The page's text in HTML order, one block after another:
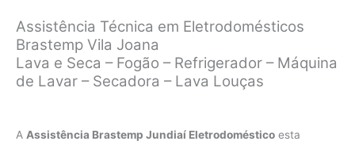
Assistência Técnica em Eletrodomésticos
Brastemp Vila Joana
Lava e Seca – Fogão – Refrigerador – Máquina
de Lavar – Secadora – Lava Louças
A Assistência Brastemp Jundiaí Eletrodoméstico esta